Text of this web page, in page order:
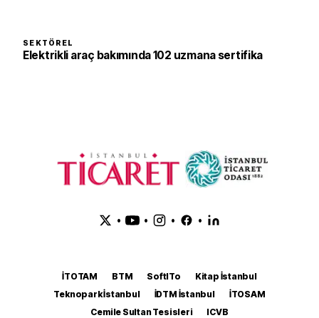
SEKTÖREL
Elektrikli araç bakımında 102 uzmana sertifika
• • • •
İTOTAM BTM SoftITo
Kitap İstanbul
Teknopark İstanbul
İDTM İstanbul
İTOSAM
Cemile Sultan Tesisleri
ICVB